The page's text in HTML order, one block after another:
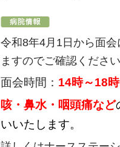
令和8年4月1日から面
ますのでご確認くださ
面会時間： 14時～18時
咳・鼻水・咽頭痛など
いいたします。